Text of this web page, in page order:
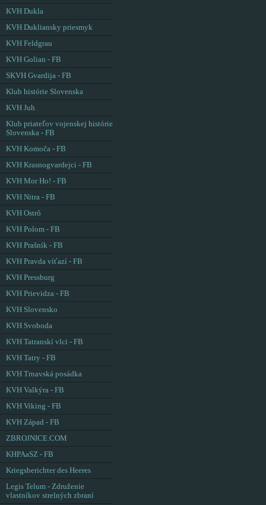
KVH Dukla
KVH Dukliansky priesmyk
KVH Feldgrau
KVH Golian - FB
SKVH Gvardija - FB
Klub histórie Slovenska
KVH Juh
Klub priateľov vojenskej histórie
Slovenska - FB
KVH Komoča - FB
KVH Krasnogvardejci - FB
KVH Mor Ho! - FB
KVH Nitra - FB
KVH Ostrô
KVH Polom - FB
KVH Prašník - FB
KVH Pravda víťazí - FB
KVH Pressburg
KVH Prievidza - FB
KVH Slovensko
KVH Svoboda
KVH Tatranskí vlci - FB
KVH Tatry - FB
KVH Trnavská posádka
KVH Valkýra - FB
KVH Viking - FB
KVH Západ - FB
ZBROJNICE.COM
KHPAaSZ - FB
Kriegsberichter des Heeres
Legis Telum - Združenie
vlastníkov strelných zbraní